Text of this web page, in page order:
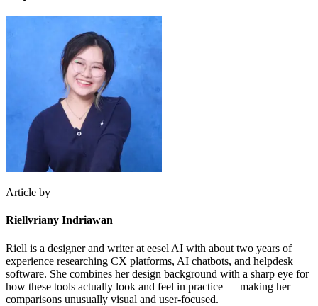
Article by
Riellvriany Indriawan
Riell is a designer and writer at eesel AI with about two years of
experience researching CX platforms, AI chatbots, and helpdesk
software. She combines her design background with a sharp eye for
how these tools actually look and feel in practice — making her
comparisons unusually visual and user-focused.